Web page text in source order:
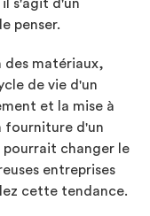
s'agit d'un
penser.
des matériaux,
de vie d'un
et la mise à
fourniture d'un
changer le
entreprises
cette tendance.